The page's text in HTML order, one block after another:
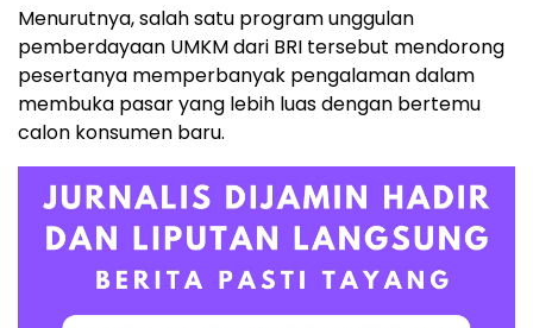
Menurutnya, salah satu program unggulan
pemberdayaan UMKM dari BRI tersebut mendorong
pesertanya memperbanyak pengalaman dalam
membuka pasar yang lebih luas dengan bertemu
calon konsumen baru.